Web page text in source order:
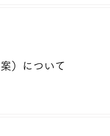
）について